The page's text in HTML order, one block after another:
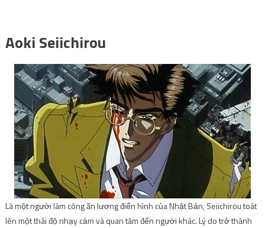
Aoki Seiichirou
Là một người làm công ăn lương điển hình của Nhật Bản, Seiichirou toát
lên một thái độ nhạy cảm và quan tâm đến người khác. Lý do trở thành